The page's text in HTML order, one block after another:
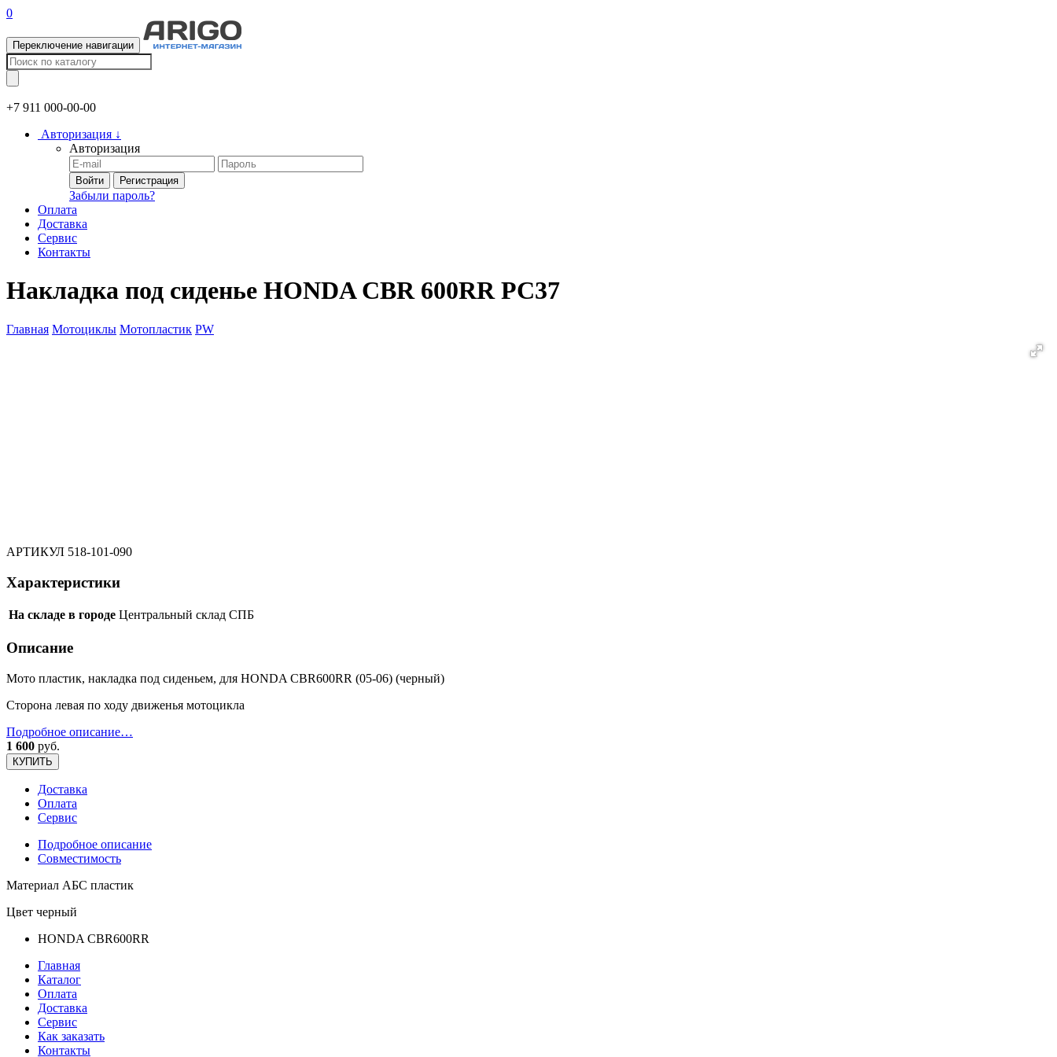
0
Переключение навигации
+7 911 000-00-00
Авторизация ↓
Авторизация
Войти Регистрация
Забыли пароль?
Оплата
Доставка
Сервис
Контакты
Накладка под сиденье HONDA CBR 600RR PC37
Главная Мотоциклы Мотопластик PW
АРТИКУЛ 518-101-090
Характеристики
На складе в городе Центральный склад СПБ
Описание
Мото пластик, накладка под сиденьем, для HONDA CBR600RR (05-06) (черный)
Сторона левая по ходу движенья мотоцикла
Подробное описание…
1 600 руб.
КУПИТЬ
Доставка
Оплата
Сервис
Подробное описание
Совместимость
Материал АБС пластик
Цвет черный
HONDA CBR600RR
Главная
Каталог
Оплата
Доставка
Сервис
Как заказать
Контакты